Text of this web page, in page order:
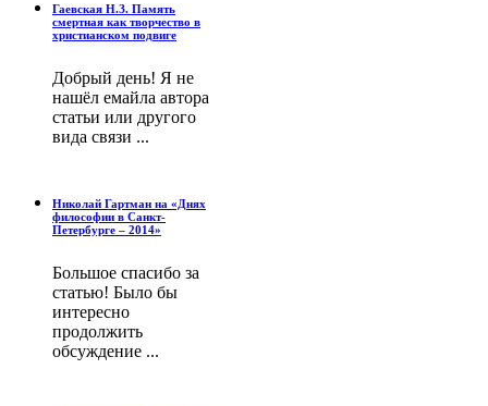
Гаевская Н.З. Память
смертная как творчество в
христианском подвиге
Добрый день! Я не
нашёл емайла автора
статьи или другого
вида связи ...
Николай Гартман на «Днях
философии в Санкт-
Петербурге – 2014»
Большое спасибо за
статью! Было бы
интересно
продолжить
обсуждение ...